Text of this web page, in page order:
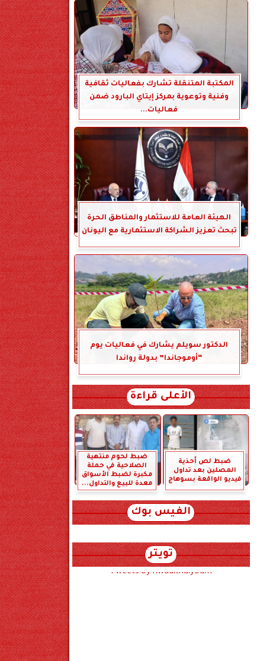
المكتبة المتنقلة تشارك بفعاليات ثقافية
وفنية وتوعوية بمركز إيتاي البارود ضمن
فعاليات...
الهيئة العامة للاستثمار والمناطق الحرة
تبحث تعزيز الشراكة الاستثمارية مع اليونان
الدكتور سويلم يشارك في فعاليات يوم
“أوموجاندا” بدولة رواندا
الأعلى قراءة
ضبط لص أحذية
المصلين بعد تداول
فيديو الواقعة بسوهاج
ضبط لحوم منتهية
الصلاحية في حملة
مكبرة لضبط الأسواق
معدة للبيع والتداول...
الفيس بوك
تويتر
Tweets by hwadithalyoum